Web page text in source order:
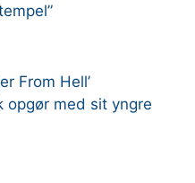
From Hell’
opgør med sit yngre